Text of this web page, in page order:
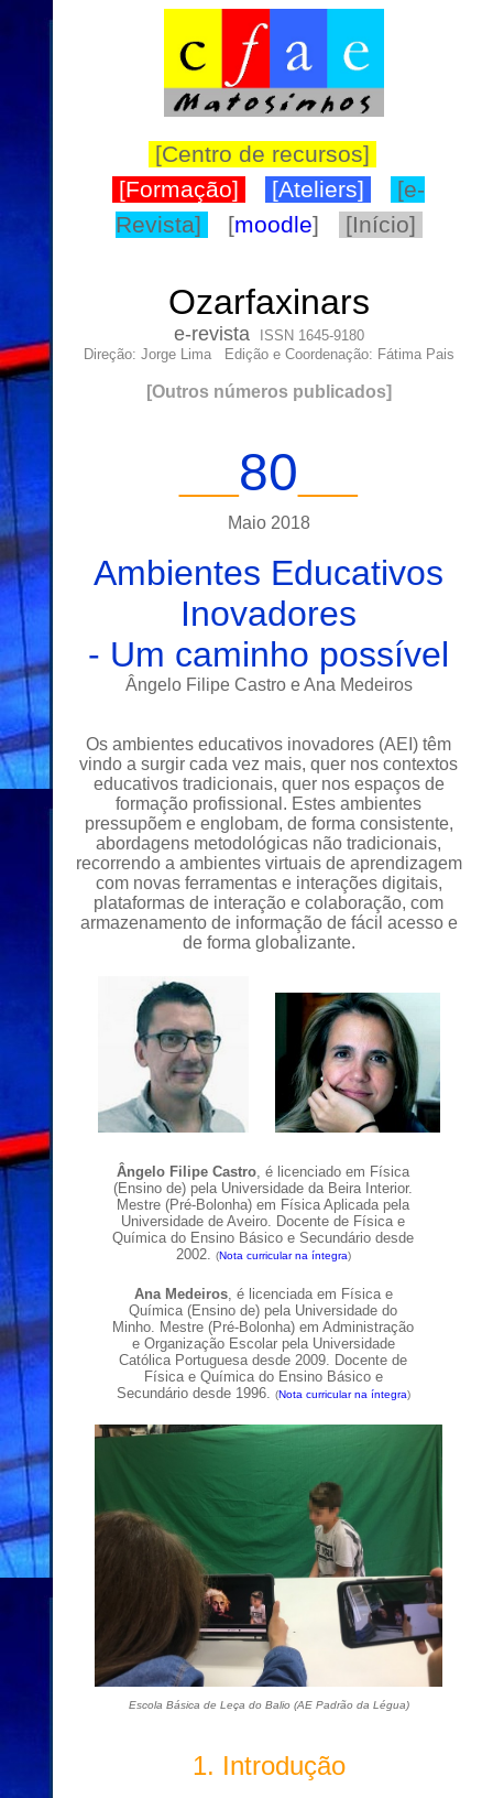
[Centro de recursos]
[Formação]
[Ateliers]
[e-
Revista]
[moodle] [Início]
Ozarfaxinars
e-revista
ISSN 1645-9180
Direção: Jorge Lima Edição e Coordenação: Fátima Pais
[Outros números publicados]
80
Maio2018
Ambientes Educativos
Inovadores
- Um caminho possível
Ângelo Filipe Castro e Ana Medeiros
Os ambientes educativos inovadores (AEI) têm
vindo a surgir cada vez mais, quer nos contextos
educativos tradicionais, quer nos espaços de
formação profissional. Estes ambientes
pressupõem e englobam, de forma consistente,
abordagens metodológicas não tradicionais,
recorrendo a ambientes virtuais de aprendizagem
com novas ferramentas e interações digitais,
plataformas de interação e colaboração, com
armazenamento de informação de fácil acesso e
de forma globalizante.
Ângelo Filipe Castro, é licenciado em Física
(Ensino de) pela Universidade da Beira Interior.
Mestre (Pré-Bolonha) em Física Aplicada pela
Universidade de Aveiro. Docente de Física e
Química do Ensino Básico e Secundário desde
2002. (Nota curricular na íntegra)
Ana Medeiros, é licenciada em Física e
Química (Ensino de) pela Universidade do
Minho. Mestre (Pré-Bolonha) em Administração
e Organização Escolar pela Universidade
Católica Portuguesa desde 2009. Docente de
Física e Química do Ensino Básico e
Secundário desde 1996. (Nota curricular na íntegra)
Escola Básica de Leça do Balio (AE Padrão da Légua)
1. Introdução